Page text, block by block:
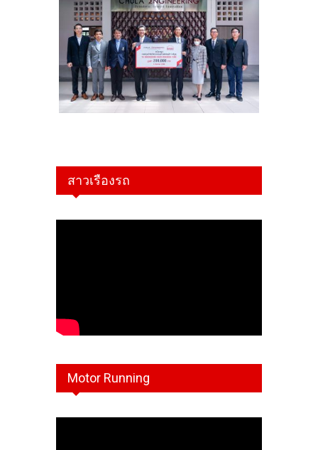
สาวเรืองรถ
Motor Running